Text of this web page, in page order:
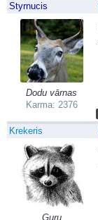
Styrnucis
Dodu vārnas
Karma: 2376
Krekeris
Guru